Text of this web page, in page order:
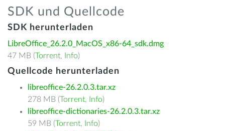
SDK und Quellcode
SDK herunterladen
LibreOffice_26.2.0_MacOS_x86-64_sdk.dmg
47 MB (Torrent, Info)
Quellcode herunterladen
libreoffice-26.2.0.3.tar.xz
278 MB (Torrent, Info)
libreoffice-dictionaries-26.2.0.3.tar.xz
59 MB (Torrent, Info)